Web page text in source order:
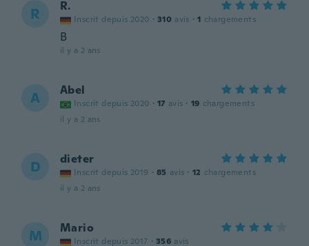
R R.
Inscrit depuis 2020 · 310 avis · 1 chargements
B
il y a 2 ans
A Abel
Inscrit depuis 2020 · 17 avis · 19 chargements
il y a 2 ans
D dieter
Inscrit depuis 2019 · 85 avis · 12 chargements
il y a 2 ans
M Mario
Inscrit depuis 2017 · 356 avis